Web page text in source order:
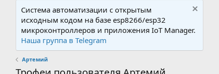
Система автоматизации с открытым
исходным кодом на базе esp8266/esp32
микроконтроллеров и приложения IoT Manager.
Наша группа в Telegram
Артемий